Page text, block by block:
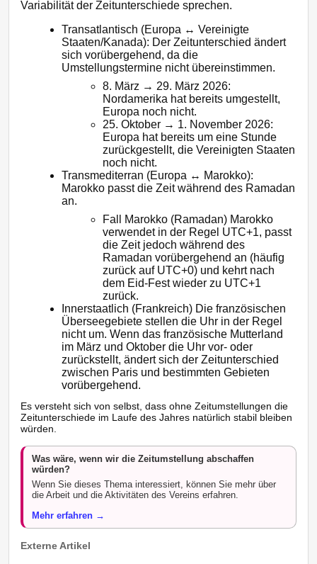
Variabilität der Zeitunterschiede sprechen.
Transatlantisch (Europa ↔ Vereinigte
Staaten/Kanada): Der Zeitunterschied ändert
sich vorübergehend, da die
Umstellungstermine nicht übereinstimmen.
8. März → 29. März 2026:
Nordamerika hat bereits umgestellt,
Europa noch nicht.
25. Oktober → 1. November 2026:
Europa hat bereits um eine Stunde
zurückgestellt, die Vereinigten Staaten
noch nicht.
Transmediterran (Europa ↔ Marokko):
Marokko passt die Zeit während des Ramadan
an.
Fall Marokko (Ramadan) Marokko
verwendet in der Regel UTC+1, passt
die Zeit jedoch während des
Ramadan vorübergehend an (häufig
zurück auf UTC+0) und kehrt nach
dem Eid-Fest wieder zu UTC+1
zurück.
Innerstaatlich (Frankreich) Die französischen
Überseegebiete stellen die Uhr in der Regel
nicht um. Wenn das französische Mutterland
im März und Oktober die Uhr vor- oder
zurückstellt, ändert sich der Zeitunterschied
zwischen Paris und bestimmten Gebieten
vorübergehend.
Es versteht sich von selbst, dass ohne Zeitumstellungen die
Zeitunterschiede im Laufe des Jahres natürlich stabil bleiben
würden.
Was wäre, wenn wir die Zeitumstellung abschaffen
würden?
Wenn Sie dieses Thema interessiert, können Sie mehr über
die Arbeit und die Aktivitäten des Vereins erfahren.
Mehr erfahren →
Externe Artikel